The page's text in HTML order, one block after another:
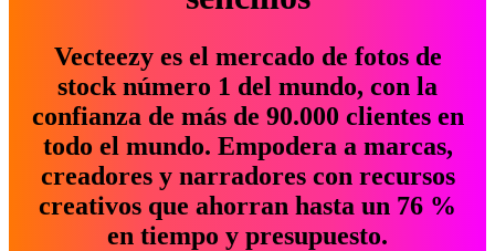
Vecteezy es el mercado de fotos de
stock número 1 del mundo, con la
confianza de más de 90.000 clientes en
todo el mundo. Empodera a marcas,
creadores y narradores con recursos
creativos que ahorran hasta un 76 %
en tiempo y presupuesto.